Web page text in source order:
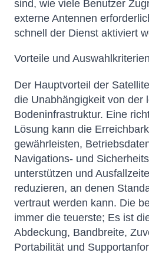
sind, wie viele Benutzer
externe Antennen
schnell der Dienst aktiviert
Vorteile und Auswahlkriterien
Der Hauptvorteil der
die Unabhängigkeit von der
Bodeninfrastruktur. Eine
Lösung kann die
gewährleisten,
Navigations- und
unterstützen und
reduzieren, an denen
vertraut werden kann. Die
immer die teuerste; Es ist
Abdeckung, Bandbreite,
Portabilität und